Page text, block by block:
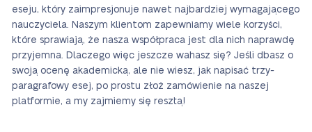
eseju, który zaimpresjonuje nawet najbardziej wymagającego
nauczyciela. Naszym klientom zapewniamy wiele korzyści,
które sprawiają, że nasza współpraca jest dla nich naprawdę
przyjemna. Dlaczego więc jeszcze wahasz się? Jeśli dbasz o
swoją ocenę akademicką, ale nie wiesz, jak napisać trzy-
paragrafowy esej, po prostu złoż zamówienie na naszej
platformie, a my zajmiemy się resztą!